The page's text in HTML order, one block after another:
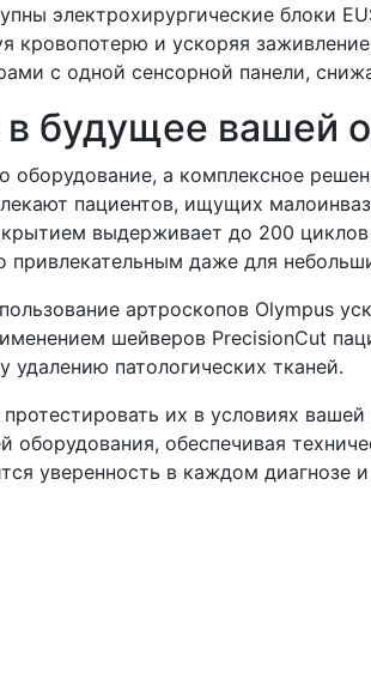
электрохирургические блоки
кровопотерю и ускоряя
с одной сенсорной панели,
будущее вашей
оборудование, а комплексное
пациентов, ищущих
выдерживает до 200 циклов
привлекательным даже для
артроскопов Olympus
шейверов PrecisionCut
удалению патологических тканей.
их в условиях
оборудования, обеспечивая
уверенность в каждом диагнозе